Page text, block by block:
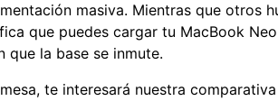
masiva. Mientras que otros
que puedes cargar tu MacBook
que la base se inmute.
te interesará nuestra